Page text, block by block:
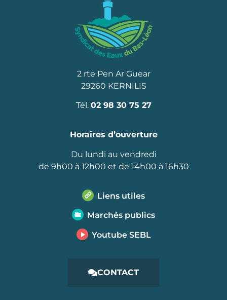
2 rte Pen Ar Guear
29260 KERNILIS
Tél. 02 98 30 75 27
Horaires d’ouverture
Du lundi au vendredi
de 9h00 à 12h00 et de 14h00 à 16h30
Liens utiles
Marchés publics
Youtube SEBL
CONTACT